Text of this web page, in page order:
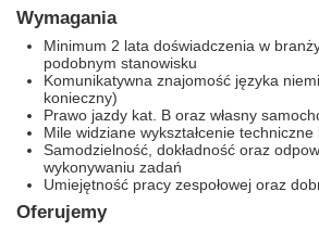
Wymagania
Minimum 2 lata doświadczenia w
podobnym stanowisku
Komunikatywna znajomość języka
konieczny)
Prawo jazdy kat. B oraz własny
Mile widziane wykształcenie
Samodzielność, dokładność oraz
wykonywaniu zadań
Umiejętność pracy zespołowej oraz
Oferujemy